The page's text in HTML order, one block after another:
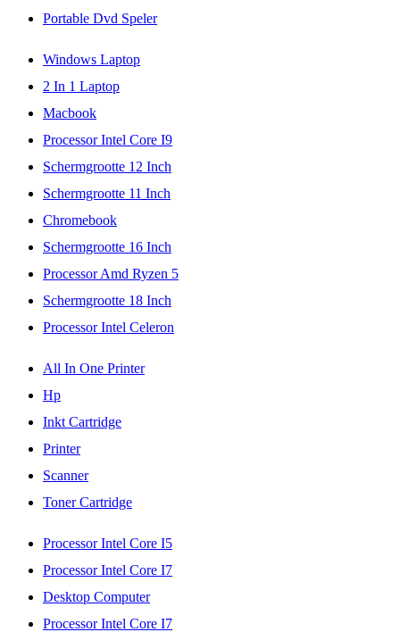
Portable Dvd Speler
Windows Laptop
2 In 1 Laptop
Macbook
Processor Intel Core I9
Schermgrootte 12 Inch
Schermgrootte 11 Inch
Chromebook
Schermgrootte 16 Inch
Processor Amd Ryzen 5
Schermgrootte 18 Inch
Processor Intel Celeron
All In One Printer
Hp
Inkt Cartridge
Printer
Scanner
Toner Cartridge
Processor Intel Core I5
Processor Intel Core I7
Desktop Computer
Processor Intel Core I7